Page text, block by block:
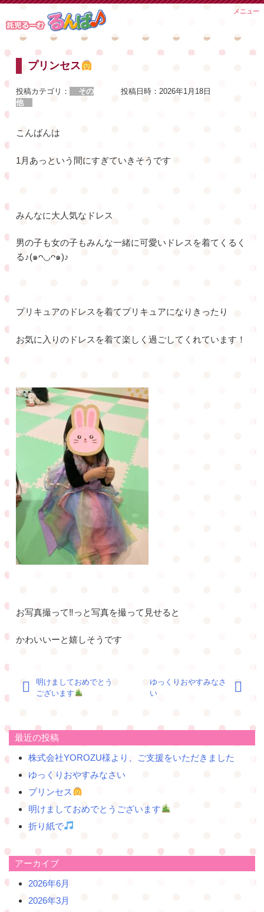
Skip
content
メニュー
プリンセス
投稿カテゴリ：
その
他
投稿日時： 2026年1月18日
こんばんは
1月あっという間にすぎていきそうです
みんなに大人気なドレス
男の子も女の子もみんな一緒に可愛いドレスを着てくるく
る♪(๑ᴖ◡ᴖ๑)♪
プリキュアのドレスを着てプリキュアになりきったり
お気に入りのドレスを着て楽しく過ごしてくれています！
お写真撮って‼︎っと写真を撮って見せると
かわいいーと嬉しそうです
稿
ゲ
ー
シ
明けましておめでとう
ございます
ゆっくりおやすみなさ
い
最近の投稿
株式会社YOROZU様より、ご支援をいただきました
ゆっくりおやすみなさい
プリンセス
明けましておめでとうございます
折り紙で
アーカイブ
2026年6月
2026年3月